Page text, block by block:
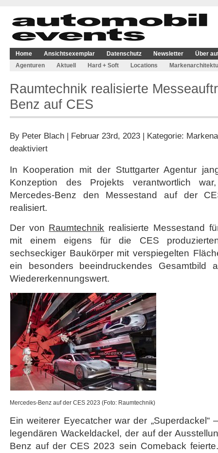
Home Ansichtsexemplar Datenschutz Newsletter
Über
Agenturen
Aktuell Hard + Soft Locations
Raumtechnik realisierte
Benz auf CES
By Peter Blach | Februar 23rd, 2023 | Kategorie:
deaktiviertfür
Messeauftritt
von
Benz
In Kooperation mit der Stuttgarter Agentur
Konzeption des Projekts verantwortlich
Mercedes-Benz den Messestand auf der
realisiert.
Der von Raumtechnik realisierte Messestand
mit einem eigens für die CES
sechseckiger Baukörper mit verspiegelten
ein besonders beeindruckendes Gesamtbild
Wiedererkennungswert.
Mercedes-Benz auf der CES 2023 (Foto: Raumtechnik)
Ein weiterer Eyecatcher war der „Superdackel“
legendären Wackeldackel, der auf der
Benz auf der CES 2023 sein Comeback